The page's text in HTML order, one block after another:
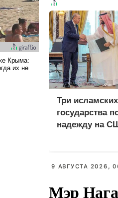
Три исламских
государства
надежду на
9 АВГУСТА 2026,
Мэр